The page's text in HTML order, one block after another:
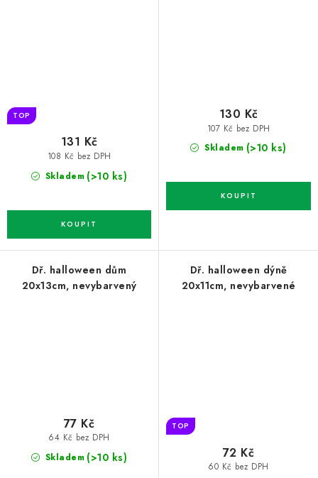
TOP
Skladem (>10 ks)
108 Kč bez DPH
131 Kč Skladem (>10 ks)
107 Kč bez DPH
130 Kč
Dř. halloween dům
20x13cm, nevybarvený
Skladem (>10 ks)
64 Kč bez DPH
77 Kč
Dř. halloween dýně
20x11cm, nevybarvené
TOP
60 Kč bez DPH
72 Kč